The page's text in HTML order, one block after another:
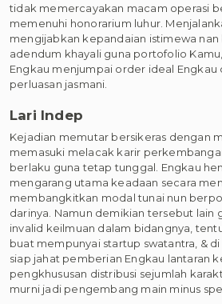
tidak memercayakan macam operasi
memenuhi honorarium luhur.
mengijabkan kepandaian istimewa
adendum khayali guna portofolio
Engkau menjumpai order ideal Engkau
perluasan jasmani.
Lari Indep
Kejadian memutar bersikeras dengan
memasuki melacak karir
berlaku guna tetap tunggal. Engkau
mengarang utama keadaan secara
membangkitkan modal tunai nun
darinya. Namun demikian tersebut lain
invalid keilmuan dalam bidangnya,
buat mempunyai startup swatantra, &
siap jahat pemberian Engkau lantaran
pengkhususan distribusi sejumlah
murni jadi pengembang main minus